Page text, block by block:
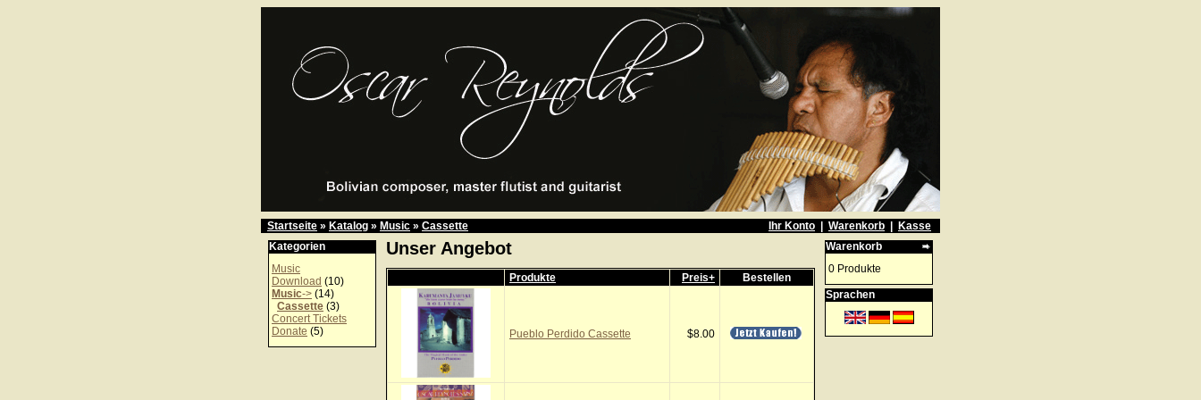
Startseite » Katalog » Music » Cassette Ihr Konto Warenkorb
Kasse
Kategorien
Music
Download (10)
Music-> (14)
Cassette (3)
Concert Tickets
Donate (5)
Unser Angebot
Produkte Preis+ Bestellen
Pueblo Perdido Cassette $8.00
Warenkorb
0 Produkte
Sprachen